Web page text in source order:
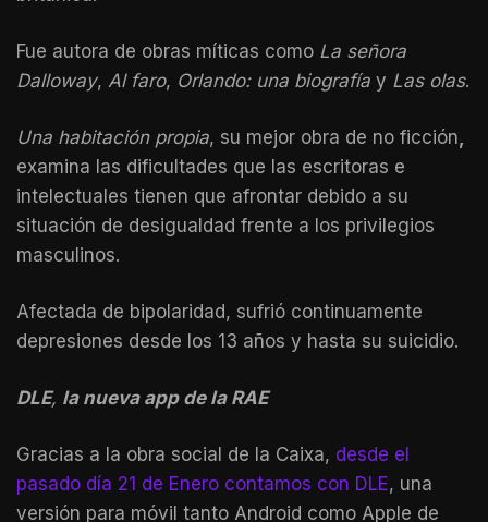
Fue autora de obras míticas como La señora
Dalloway, Al faro, Orlando: una biografía y Las olas.
Una habitación propia, su mejor obra de no ficción
examina las dificultades que las escritoras e
intelectuales tienen que afrontar debido a su
situación de desigualdad frente a los privilegios
masculinos.
Afectada de bipolaridad, sufrió continuamente
depresiones desde los 13 años y hasta su suicidio.
DLE, la nueva app de la RAE
Gracias a la obra social de la Caixa, desde el
pasado día 21 de Enero contamos con DLE, una
versión para móvil tanto Android como Apple de